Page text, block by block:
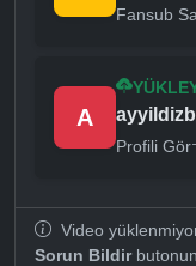
Fansub
A
Profili Gör
Video
Sorun Bildir